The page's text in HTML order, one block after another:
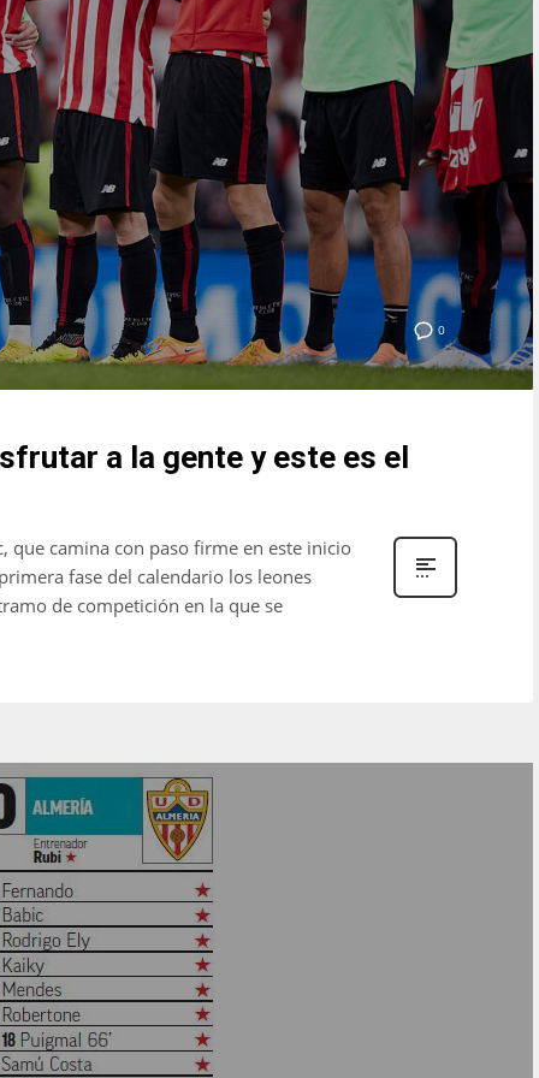
0
a la gente y este es el
que camina con paso firme en este inicio
fase del calendario los leones
de competición en la que se